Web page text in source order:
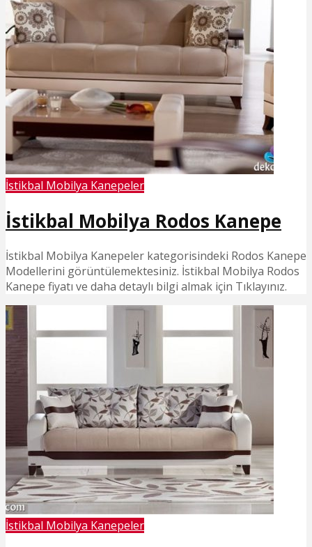
İstikbal Mobilya Kanepeler
İstikbal Mobilya Rodos Kanepe
İstikbal Mobilya Kanepeler kategorisindeki Rodos Kanepe
Modellerini görüntülemektesiniz. İstikbal Mobilya Rodos
Kanepe fiyatı ve daha detaylı bilgi almak için Tıklayınız.
İstikbal Mobilya Kanepeler